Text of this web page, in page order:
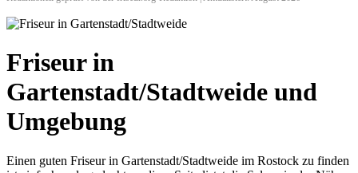
Friseur in
Gartenstadt/Stadtweide und
Umgebung
Einen guten Friseur in Gartenstadt/Stadtweide im Rostock zu finden